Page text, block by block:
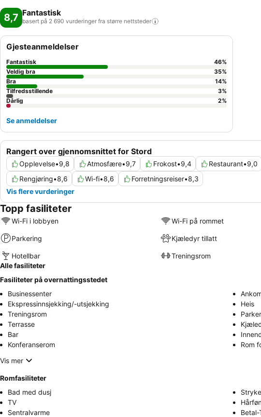
8,7 Fantastisk
basert på 2 690 vurderinger fra større nettsteder
Rangert over gjennomsnittet for Stord
Opplevelse•9,8 Atmosfære•9,7 Frokost•9,4 Restaurant•9,0
Rengjøring•8,6 Wi-fi•8,6 Forretningsreiser•8,3
Vis flere vurderinger
Gjesteanmeldelser
Fantastisk 46%
Veldig bra
35%
Bra
14%
Tilfredsstillende
3%
Dårlig
2%
Se anmeldelser
Topp fasiliteter
Wi-Fi i lobbyen Wi-Fi på rommet
Parkering Kjæledyr tillatt
Hotellbar
Treningsrom
Alle fasiliteter
Fasiliteter på overnattingsstedet
Businessenter
Ekspressinnsjekking/-utsjekking
Heis
Treningsrom
Terrasse
Bar
Konferanserom
Rom
Vis mer
Romfasiliteter
Bad med dusj
TV
Sentralvarme
Betal-